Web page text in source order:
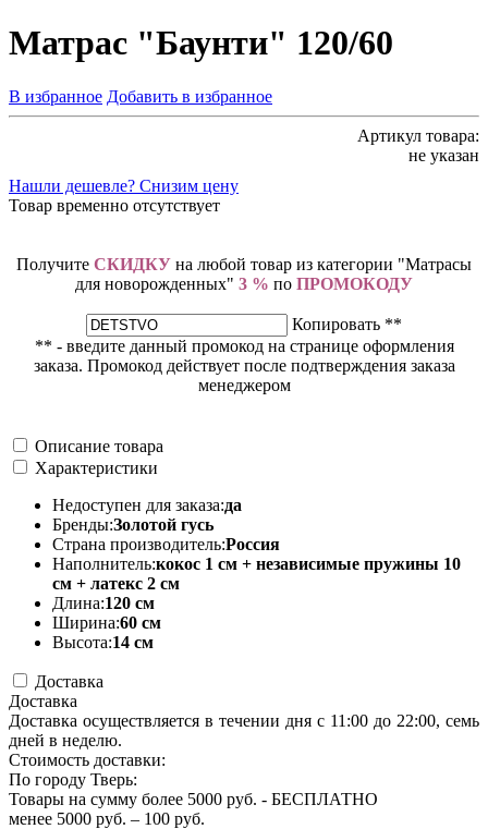
Матрас "Баунти" 120/60
В избранное Добавить в избранное
Артикул товара:
не указан
Нашли дешевле? Снизим цену
Товар временно отсутствует
Получите СКИДКУ на любой товар из категории "Матрасы
для новорожденных" 3 % по ПРОМОКОДУ
Копировать **
** - введите данный промокод на странице оформления
заказа. Промокод действует после подтверждения заказа
менеджером
Описание товара
Характеристики
Недоступен для заказа:да
Бренды:Золотой гусь
Страна производитель:Россия
Наполнитель:кокос 1 см + независимые пружины 10
см + латекс 2 см
Длина:120 см
Ширина:60 см
Высота:14 см
Доставка
Доставка
Доставка осуществляется в течении дня с 11:00 до 22:00, семь
дней в неделю.
Стоимость доставки:
По городу Тверь:
Товары на сумму более 5000 руб. - БЕСПЛАТНО
менее 5000 руб. – 100 руб.